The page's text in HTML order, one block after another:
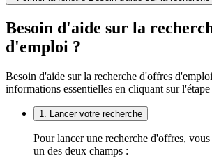
Besoin d'aide sur la
d'emploi ?
Besoin d'aide sur la recherche d'offres
informations essentielles en cliquant sur
1. Lancer votre recherche
Pour lancer une recherche d'offres,
un des deux champs :